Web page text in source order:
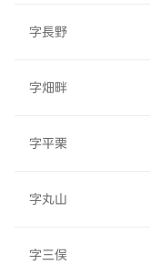
字長野
字畑畔
字平栗
字丸山
字三俣